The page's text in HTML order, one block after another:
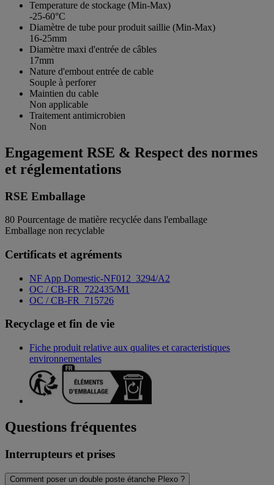
Temperature de stockage (Min-Max)
-25-60°C
Diamètre de tube pour produit saillie (Min-Max)
16-25mm
Diamètre maxi d'entrée de câbles
17mm
Nature d'embout entrée de cable
Souple à perforer
Maintien du cable
Non applicable
Traitement antimicrobien
Non
Engagement RSE & Respect des normes
et réglementations
RSE Emballage
80 Pourcentage de matière recyclée dans l'emballage
Emballage non recyclable
Certificats et agréments
NF App Domestic-NF012_3294/A2
OC / CB-FR_722435/M1
OC / CB-FR_715726
Recyclage et fin de vie
Fiche produit relative aux qualites et caracteristiques
environnementales
Questions fréquentes
Interrupteurs et prises
Comment poser un double poste étanche Plexo ?